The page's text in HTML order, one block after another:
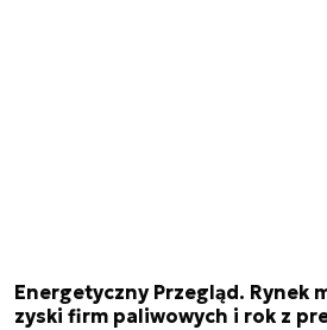
Energetyczny Przegląd. Rynek
zyski firm paliwowych i rok z